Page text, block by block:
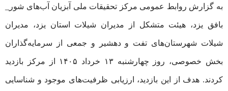
به گزارش روابط عمومی مرکز تحقیقات ملی آبزیان آب‌های شور_
بافق یزد، هیئت متشکل از مدیران شیلات استان یزد، مدیران
شیلات شهرستان‌های تفت و دهشیر و جمعی از سرمایه‌گذاران
بخش خصوصی، روز چهارشنبه ۱۳ خرداد ۱۴۰۵ از مرکز بازدید
کردند. هدف از این بازدید، ارزیابی ظرفیت‌های موجود و شناسایی